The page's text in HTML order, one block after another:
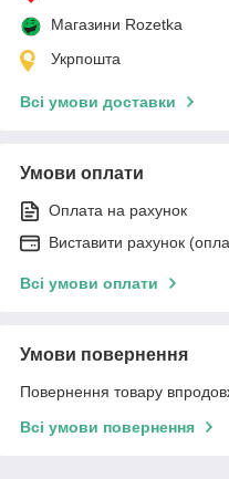
Магазини Rozetka
Укрпошта
Всі умови доставки
Умови оплати
Оплата на рахунок
Виставити рахунок
Всі умови оплати
Умови повернення
Повернення товару
Всі умови повернення